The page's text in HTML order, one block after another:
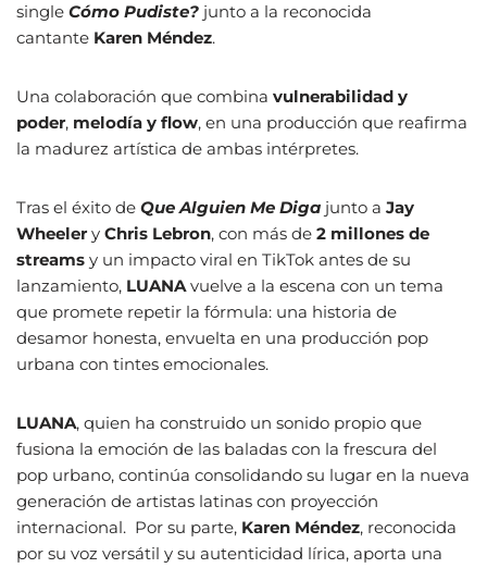
single Cómo Pudiste? junto a la reconocida
cantante Karen Méndez.
Una colaboración que combina vulnerabilidad y
poder, melodía y flow, en una producción que reafirma
la madurez artística de ambas intérpretes.
Tras el éxito de Que Alguien Me Diga junto a Jay
Wheeler y Chris Lebron, con más de 2 millones de
streams y un impacto viral en TikTok antes de su
lanzamiento, LUANAvuelve a la escena con un tema
que promete repetir la fórmula: una historia de
desamor honesta, envuelta en una producción pop
urbana con tintes emocionales.
LUANA, quien ha construido un sonido propio que
fusiona la emoción de las baladas con la frescura del
pop urbano, continúa consolidando su lugar en la nueva
generación de artistas latinas con proyección
internacional. Por su parte, Karen Méndez, reconocida
por su voz versátil y su autenticidad lírica, aporta una